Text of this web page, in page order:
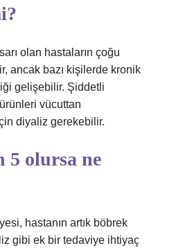
olan hastaların çoğu
ancak bazı kişilerde kronik
gelişebilir. Şiddetli
vücuttan
diyaliz gerekebilir.
5 olursa ne
hastanın artık böbrek
gibi ek bir tedaviye ihtiyaç